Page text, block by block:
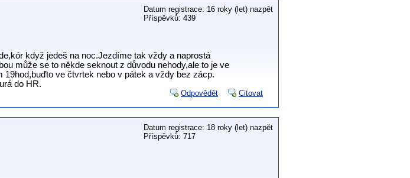
Datum registrace: 16 roky (let) nazpět
Příspěvků: 439
když jedeš na noc.Jezdíme tak vždy a naprostá
může se to někde seknout z důvodu nehody,ale to je ve
ve čtvrtek nebo v pátek a vždy bez zácp.
do HR.
Odpovědět Citovat
Datum registrace: 18 roky (let) nazpět
Příspěvků: 717